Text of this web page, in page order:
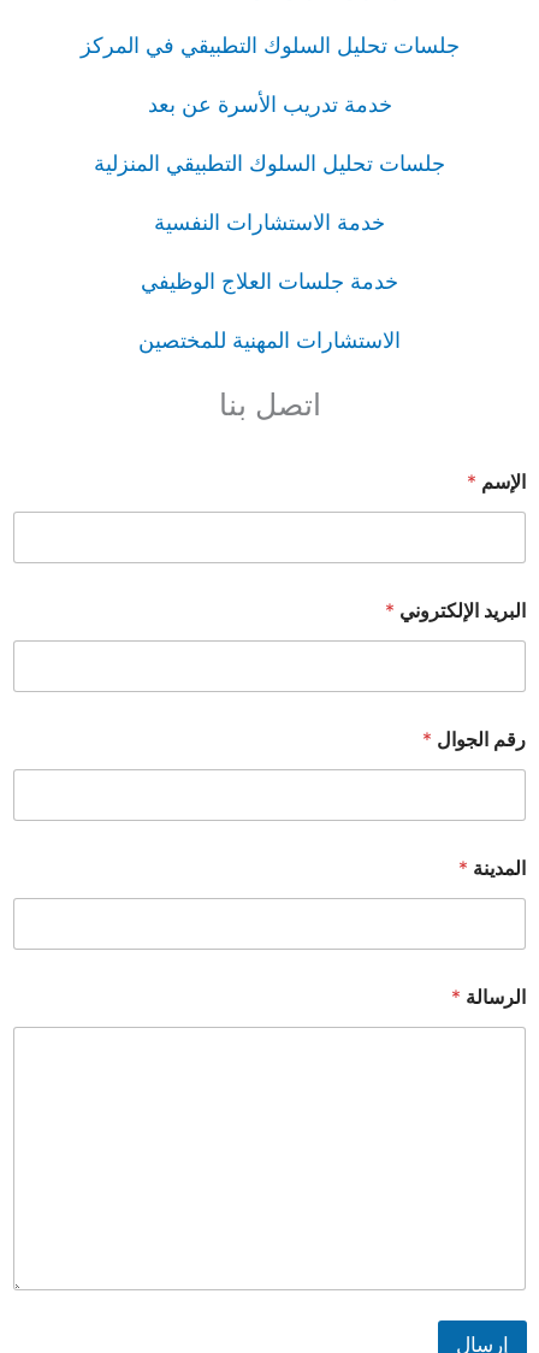
جلسات تحليل السلوك التطبيقي في المركز
خدمة تدريب الأسرة عن بعد
جلسات تحليل السلوك التطبيقي المنزلية
خدمة الاستشارات النفسية
خدمة جلسات العلاج الوظيفي
الاستشارات المهنية للمختصين
اتصل بنا
الإسم *
البريد الإلكتروني *
رقم الجوال *
المدينة *
الرسالة *
إرسال